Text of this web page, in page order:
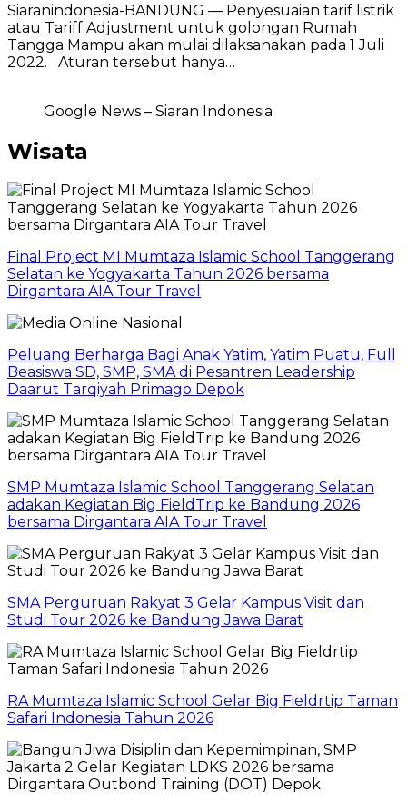
Siaranindonesia-BANDUNG — Penyesuaian tarif listrik
atau Tariff Adjustment untuk golongan Rumah
Tangga Mampu akan mulai dilaksanakan pada 1 Juli
2022. Aturan tersebut hanya…
Google News – Siaran Indonesia
Wisata
Final Project MI Mumtaza Islamic School Tanggerang
Selatan ke Yogyakarta Tahun 2026 bersama
Dirgantara AIA Tour Travel
Peluang Berharga Bagi Anak Yatim, Yatim Puatu, Full
Beasiswa SD, SMP, SMA di Pesantren Leadership
Daarut Tarqiyah Primago Depok
SMP Mumtaza Islamic School Tanggerang Selatan
adakan Kegiatan Big FieldTrip ke Bandung 2026
bersama Dirgantara AIA Tour Travel
SMA Perguruan Rakyat 3 Gelar Kampus Visit dan
Studi Tour 2026 ke Bandung Jawa Barat
RA Mumtaza Islamic School Gelar Big Fieldrtip Taman
Safari Indonesia Tahun 2026